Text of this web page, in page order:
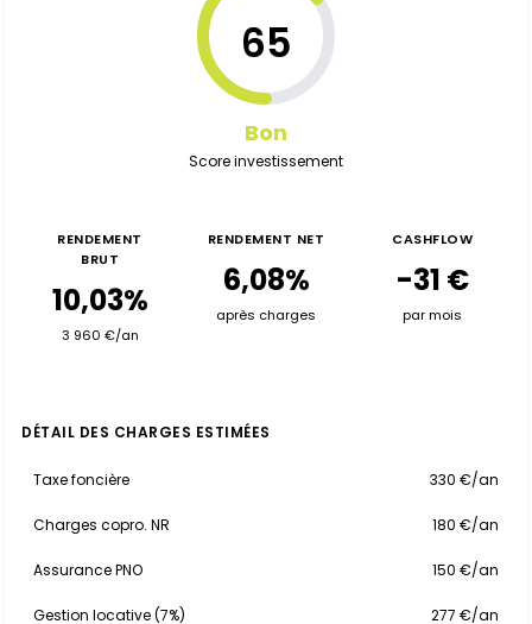
65
Bon
Score investissement
RENDEMENT
BRUT
10,03%
3 960 €/an
RENDEMENT NET
6,08%
après charges
CASHFLOW
-31 €
par mois
DÉTAIL DES CHARGES ESTIMÉES
Taxe foncière 330 €/an
Charges copro. NR 180 €/an
Assurance PNO 150 €/an
Gestion locative (7%) 277 €/an